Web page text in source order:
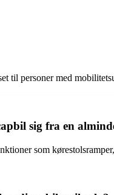
til personer med
sig fra en
som